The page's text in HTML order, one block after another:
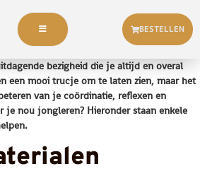
BESTELLEN
bezigheid die je altijd en overal
een mooi trucje om te laten zien, maar het
van je coördinatie, reflexen en
je nou jongleren? Hieronder staan enkele